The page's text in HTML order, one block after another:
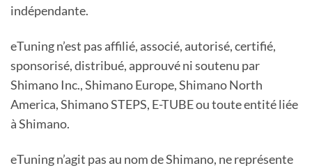
indépendante.
eTuning n’est pas affilié, associé, autorisé, certifié,
sponsorisé, distribué, approuvé ni soutenu par
Shimano Inc., Shimano Europe, Shimano North
America, Shimano STEPS, E-TUBE ou toute entité liée
à Shimano.
eTuning n’agit pas au nom de Shimano, ne représente